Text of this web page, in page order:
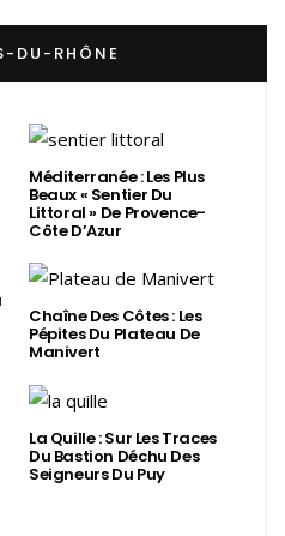
DU-RHÔNE
Méditerranée : Les Plus
Beaux « Sentier Du
Littoral » De Provence-
Côte D’Azur
Chaîne Des Côtes : Les
Pépites Du Plateau De
Manivert
La Quille : Sur Les Traces
Du Bastion Déchu Des
Seigneurs Du Puy